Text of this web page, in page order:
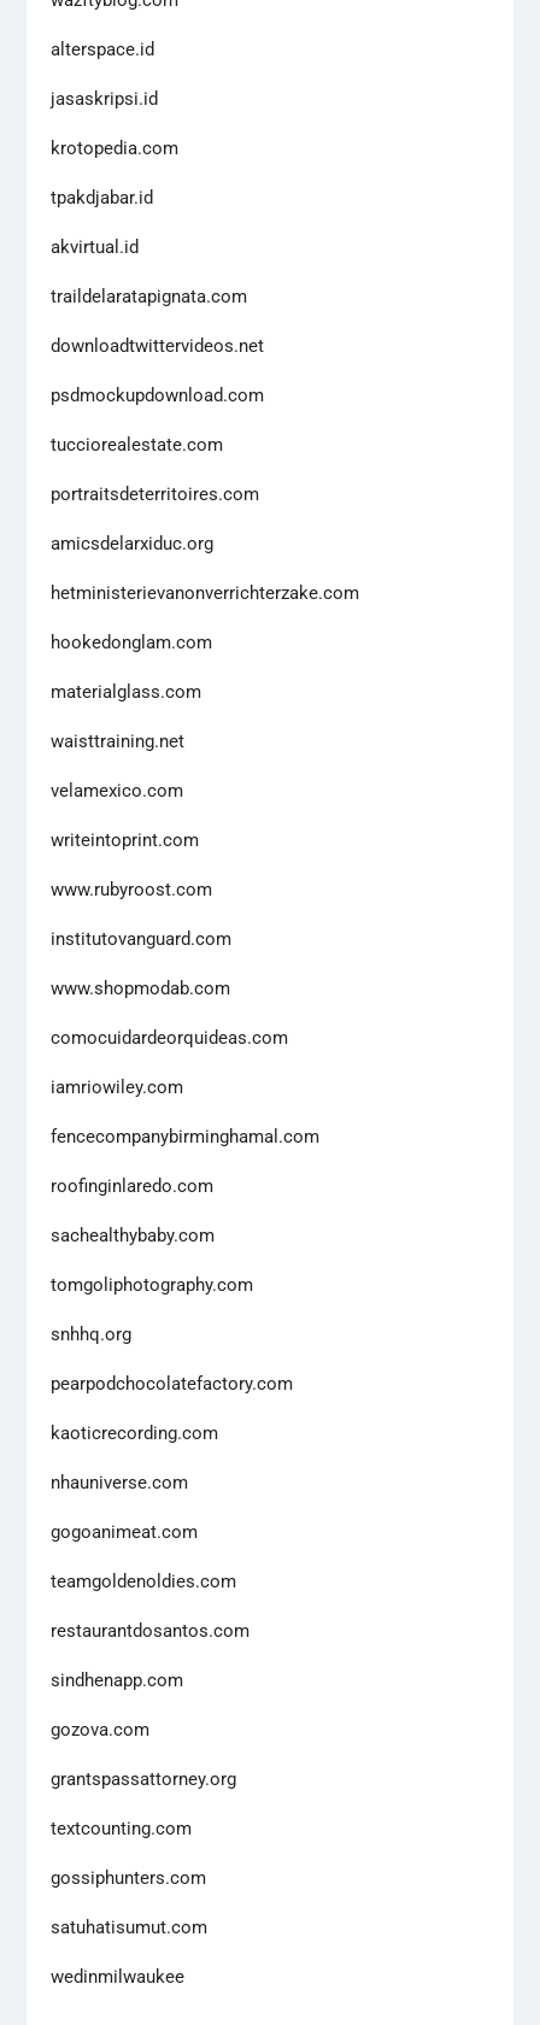
alterspace.id
jasaskripsi.id
krotopedia.com
tpakdjabar.id
akvirtual.id
traildelaratapignata.com
downloadtwittervideos.net
psdmockupdownload.com
tucciorealestate.com
portraitsdeterritoires.com
amicsdelarxiduc.org
hetministerievanonverrichterzake.com
hookedonglam.com
materialglass.com
waisttraining.net
velamexico.com
writeintoprint.com
www.rubyroost.com
institutovanguard.com
www.shopmodab.com
comocuidardeorquideas.com
iamriowiley.com
fencecompanybirminghamal.com
roofinginlaredo.com
sachealthybaby.com
tomgoliphotography.com
snhhq.org
pearpodchocolatefactory.com
kaoticrecording.com
nhauniverse.com
gogoanimeat.com
teamgoldenoldies.com
restaurantdosantos.com
sindhenapp.com
gozova.com
grantspassattorney.org
textcounting.com
gossiphunters.com
satuhatisumut.com
wedinmilwaukee